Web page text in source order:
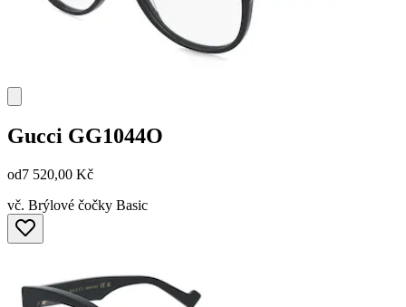
Gucci GG1044O
od7 520,00 Kč
vč. Brýlové čočky Basic